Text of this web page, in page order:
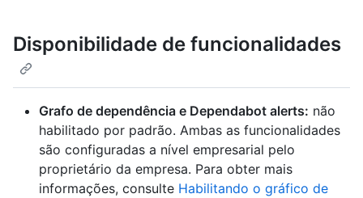
Disponibilidade de funcionalidades
Grafo de dependência e Dependabot alerts: não
habilitado por padrão. Ambas as funcionalidades
são configuradas a nível empresarial pelo
proprietário da empresa. Para obter mais
informações, consulte Habilitando o gráfico de